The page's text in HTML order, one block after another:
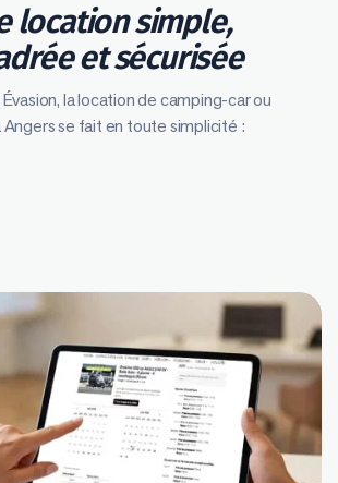
location simple,
et sécurisée
la location de camping-car ou
Angers se fait en toute simplicité :